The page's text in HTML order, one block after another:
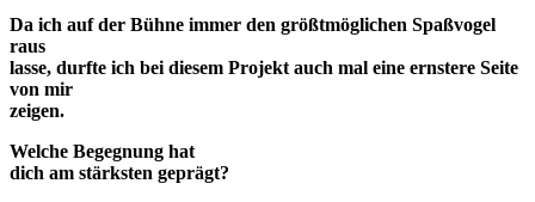
Da ich auf der Bühne immer den größtmöglichen Spaßvogel
raus
lasse, durfte ich bei diesem Projekt auch mal eine ernstere Seite
von mir
zeigen.
Welche Begegnung hat
dich am stärksten geprägt?